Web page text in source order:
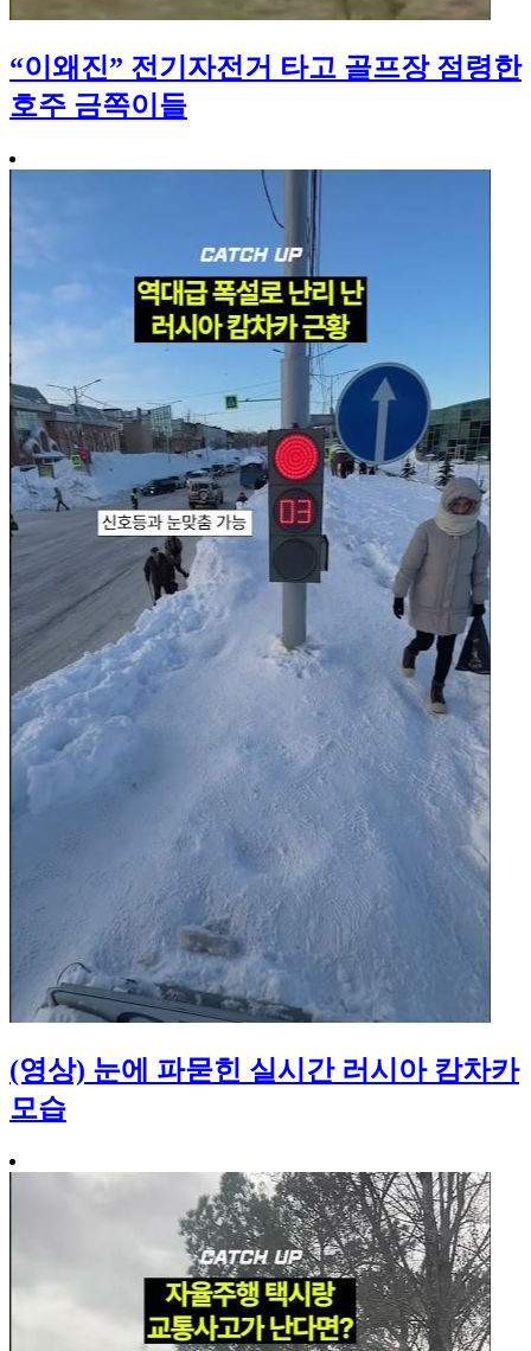
“이왜진” 전기자전거 타고 골프장 점령한
호주 금쪽이들
(영상) 눈에 파묻힌 실시간 러시아 캄차카
모습